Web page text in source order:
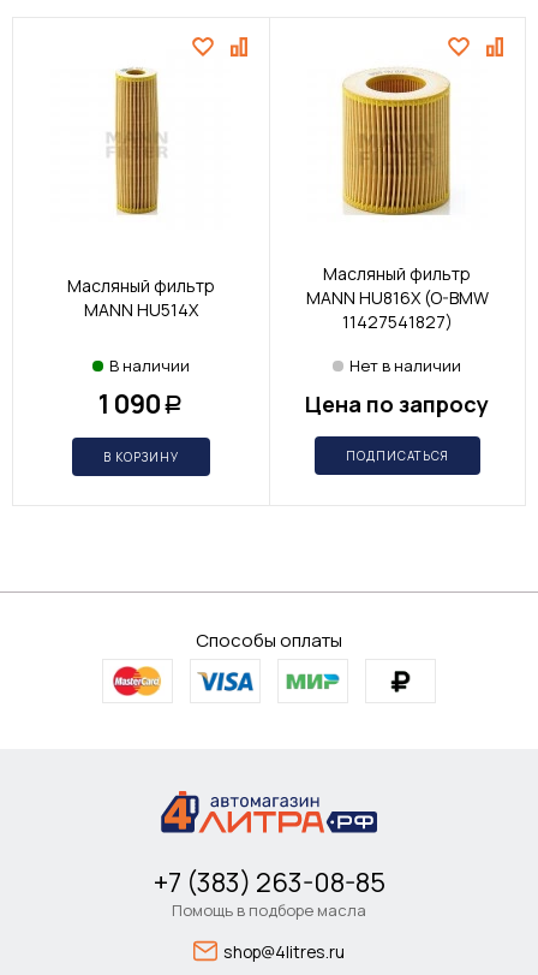
Масляный фильтр
MANN HU514X
В наличии
1 090 Р
В КОРЗИНУ
Масляный фильтр
MANN HU816X (O-BMW
11427541827)
Нет в наличии
Цена по запросу
ПОДПИСАТЬСЯ
Способы оплаты
+7 (383) 263-08-85
Помощь в подборе масла
shop@4litres.ru